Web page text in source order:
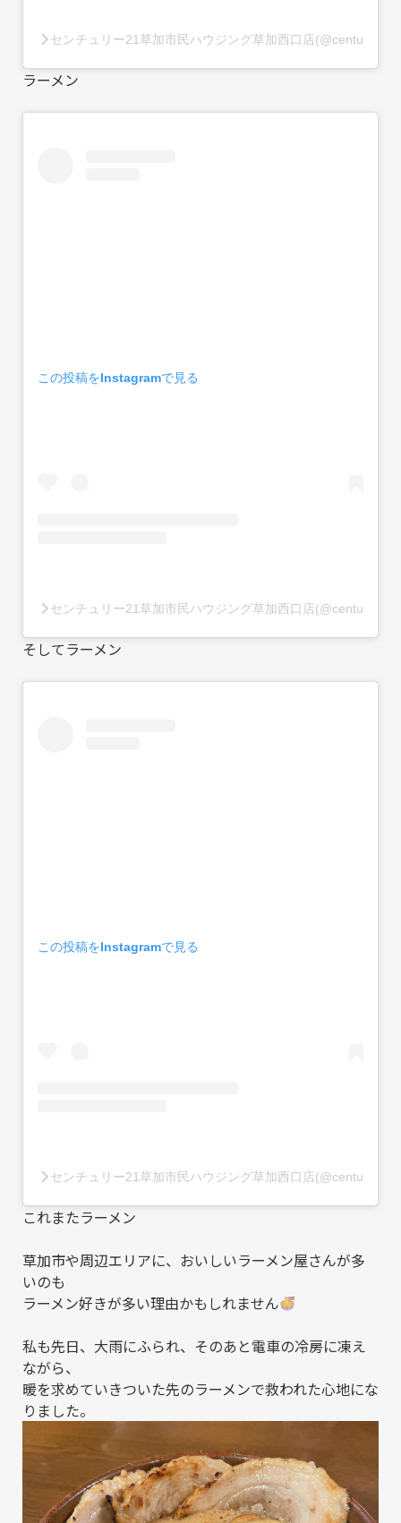
センチュリー21草加市民ハウジング草加西口店
ラーメン
この投稿をInstagramで見る
センチュリー21草加市民ハウジング草加西口店
そしてラーメン
この投稿をInstagramで見る
センチュリー21草加市民ハウジング草加西口店
これまたラーメン
草加市や周辺エリアに、おいしいラーメン屋さんが多
いのも
ラーメン好きが多い理由かもしれません
私も先日、大雨にふられ、そのあと電車の冷房に凍え
ながら、
暖を求めていきついた先のラーメンで救われた心地にな
りました。